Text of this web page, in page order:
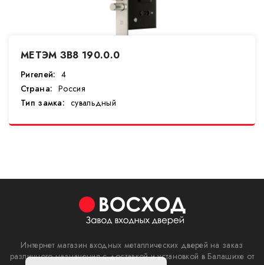
МЕТЭМ ЗВ8 190.0.0
Ригелей: 4
Страна: Россия
Тип замка: сувальдный
Интернет магазин входных металлических дверей на заказ
различного назначения с доставкой и установкой в Балашихе от